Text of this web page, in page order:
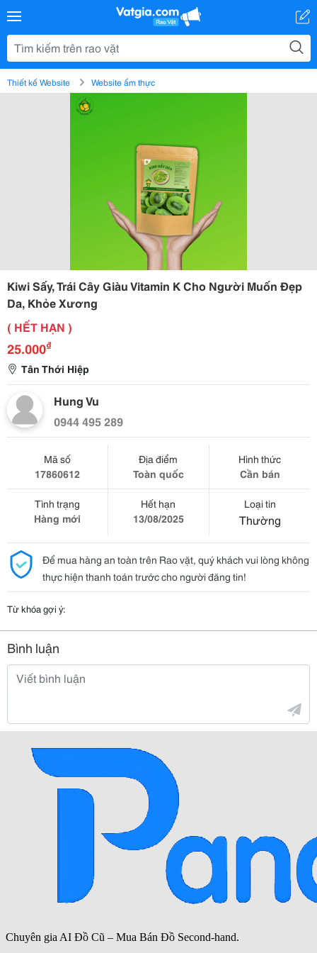
Thiết kế Website Website ẩm thực
Kiwi Sấy, Trái Cây Giàu Vitamin K Cho Người Muốn Đẹp
Da, Khỏe Xương
( HẾT HẠN )
25.000₫
Tân Thới Hiệp
Hung Vu
0944 495 289
Mã số
17860612
Địa điểm
Toàn quốc
Hình thức
Cần bán
Tình trạng
Hàng mới
Hết hạn
13/08/2025
Loại tin
Thường
Để mua hàng an toàn trên Rao vặt, quý khách vui lòng không
thực hiện thanh toán trước cho người đăng tin!
Từ khóa gợi ý:
Bình luận